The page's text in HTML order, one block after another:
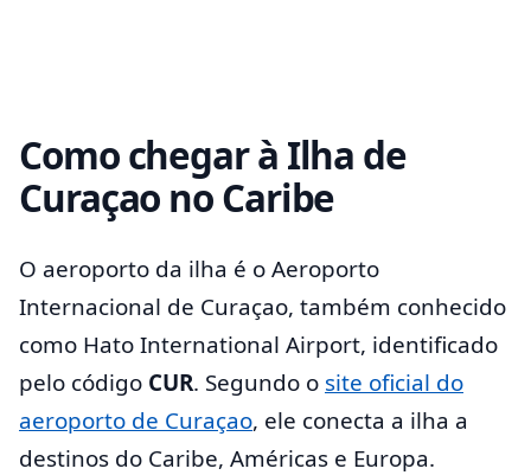
Como chegar à Ilha de
Curaçao no Caribe
O aeroporto da ilha é o Aeroporto
Internacional de Curaçao, também conhecido
como Hato International Airport, identificado
pelo código CUR. Segundo o site oficial do
aeroporto de Curaçao, ele conecta a ilha a
destinos do Caribe, Américas e Europa.